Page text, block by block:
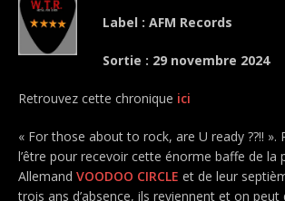
Label : AFM Records
Sortie : 29 novembre 2024
Retrouvez cette chronique ici
« For those about to rock, are U ready ??!! ».
l’être pour recevoir cette énorme baffe de la
Allemand VOODOO CIRCLE et de leur
trois ans d’absence, ils reviennent et on peut